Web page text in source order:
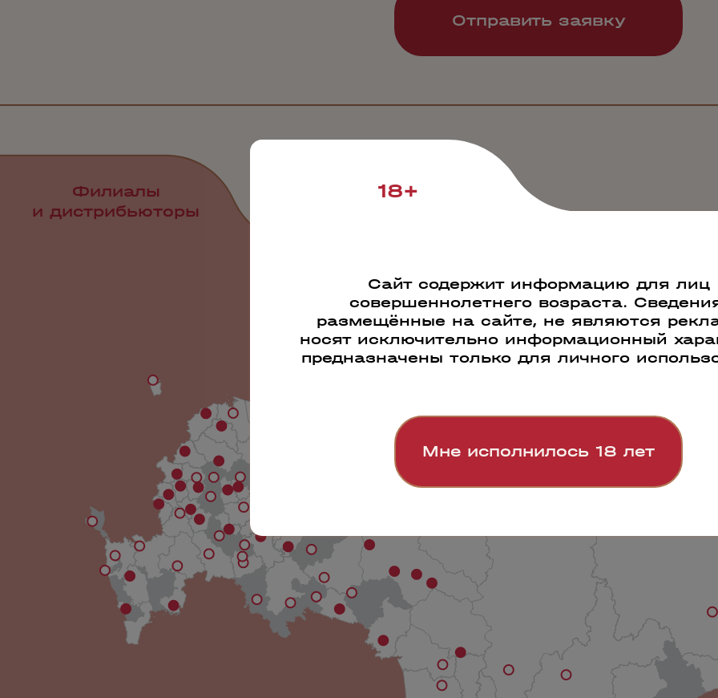
Филиалы
и дистрибьюторы
18+
Сайт содержит информацию для лиц
совершеннолетнего возраста.
размещённые на сайте, не являются
носят исключительно информационный
предназначены только для личного
Мне исполнилось 18 лет